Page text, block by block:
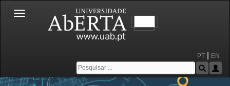
Toggle
navigation
PT EN